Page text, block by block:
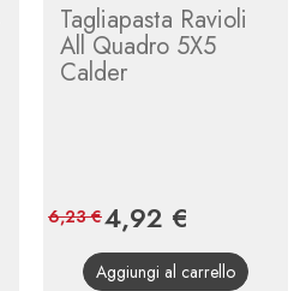
Tagliapasta Ravioli
All Quadro 5X5
Calder
Prezzo
4,92 €
base
6,23 €
Aggiungi al carrello